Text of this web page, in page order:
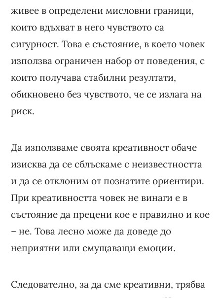
живее в определени мисловни граници,
които вдъхват в него чувството са
сигурност. Това е състояние, в което човек
използва ограничен набор от поведения, с
които получава стабилни резултати,
обикновено без чувството, че се излага на
риск.
Да използваме своята креативност обаче
изисква да се сблъскаме с неизвестността
и да се отклоним от познатите ориентири.
При креативността човек не винаги е в
състояние да прецени кое е правилно и кое
– не. Това лесно може да доведе до
неприятни или смущаващи емоции.
Следователно, за да сме креативни, трябва